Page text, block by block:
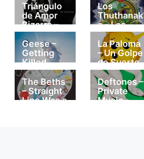
Triángulo
de Amor
Bizarro –
Mi
Catedral
Los
Thuthanak
a – Los
Thuthanak
a
Geese –
Getting
Killed
La Paloma
– Un Golpe
de Suerte
The Beths
– Straight
Line Was a
Deftones –
Private
Music